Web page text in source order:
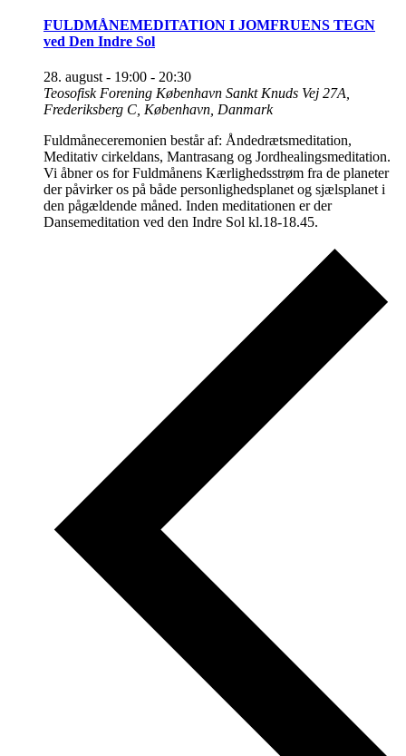
FULDMÅNEMEDITATION I JOMFRUENS TEGN
ved Den Indre Sol
28. august - 19:00 - 20:30
Teosofisk Forening København Sankt Knuds Vej 27A,
Frederiksberg C, København, Danmark
Fuldmåneceremonien består af: Åndedrætsmeditation,
Meditativ cirkeldans, Mantrasang og Jordhealingsmeditation.
Vi åbner os for Fuldmånens Kærlighedsstrøm fra de planeter
der påvirker os på både personlighedsplanet og sjælsplanet i
den pågældende måned. Inden meditationen er der
Dansemeditation ved den Indre Sol kl.18-18.45.